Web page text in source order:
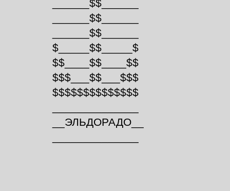
______$$______
______$$______
______$$______
$_____$$_____$
$$____$$____$$
$$$___$$___$$$
$$$$$$$$$$$$$$
__ЭЛЬДОРАДО__